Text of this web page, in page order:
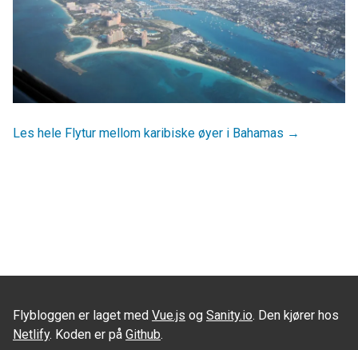
Les hele Flytur mellom karibiske øyer i Bahamas →
Flybloggen er laget med Vue.js og Sanity.io. Den kjører hos
Netlify. Koden er på Github.